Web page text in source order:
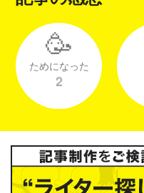
🥳
ためになった
2